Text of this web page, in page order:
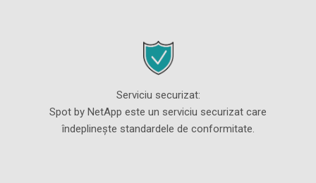
Serviciu securizat:
Spot by NetApp este un serviciu securizat care
îndeplinește standardele de conformitate.